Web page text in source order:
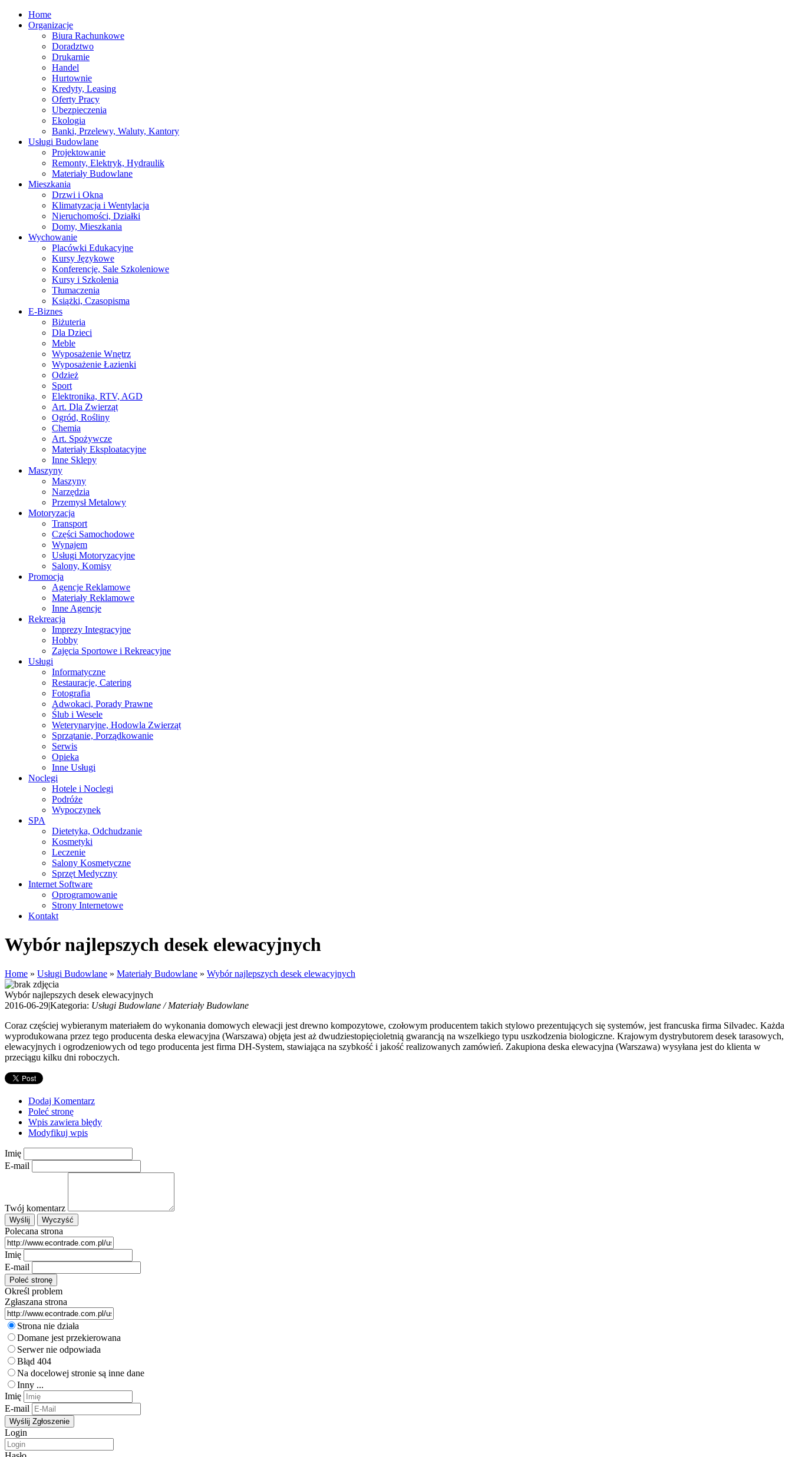
Home
Organizacje
Biura Rachunkowe
Doradztwo
Drukarnie
Handel
Hurtownie
Kredyty, Leasing
Oferty Pracy
Ubezpieczenia
Ekologia
Banki, Przelewy, Waluty, Kantory
Usługi Budowlane
Projektowanie
Remonty, Elektryk, Hydraulik
Materiały Budowlane
Mieszkania
Drzwi i Okna
Klimatyzacja i Wentylacja
Nieruchomości, Działki
Domy, Mieszkania
Wychowanie
Placówki Edukacyjne
Kursy Językowe
Konferencje, Sale Szkoleniowe
Kursy i Szkolenia
Tłumaczenia
Książki, Czasopisma
E-Biznes
Biżuteria
Dla Dzieci
Meble
Wyposażenie Wnętrz
Wyposażenie Łazienki
Odzież
Sport
Elektronika, RTV, AGD
Art. Dla Zwierząt
Ogród, Rośliny
Chemia
Art. Spożywcze
Materiały Eksploatacyjne
Inne Sklepy
Maszyny
Maszyny
Narzędzia
Przemysł Metalowy
Motoryzacja
Transport
Części Samochodowe
Wynajem
Usługi Motoryzacyjne
Salony, Komisy
Promocja
Agencje Reklamowe
Materiały Reklamowe
Inne Agencje
Rekreacja
Imprezy Integracyjne
Hobby
Zajęcia Sportowe i Rekreacyjne
Usługi
Informatyczne
Restauracje, Catering
Fotografia
Adwokaci, Porady Prawne
Ślub i Wesele
Weterynaryjne, Hodowla Zwierząt
Sprzątanie, Porządkowanie
Serwis
Opieka
Inne Usługi
Noclegi
Hotele i Noclegi
Podróże
Wypoczynek
SPA
Dietetyka, Odchudzanie
Kosmetyki
Leczenie
Salony Kosmetyczne
Sprzęt Medyczny
Internet Software
Oprogramowanie
Strony Internetowe
Kontakt
Wybór najlepszych desek elewacyjnych
Home » Usługi Budowlane » Materiały Budowlane » Wybór najlepszych desek elewacyjnych
Wybór najlepszych desek elewacyjnych
2016-06-29|Kategoria: Usługi Budowlane / Materiały Budowlane
Coraz częściej wybieranym materiałem do wykonania domowych elewacji jest drewno kompozytowe, czołowym producentem takich stylowo prezentujących się systemów, jest francuska firma Silvadec. Każda
wyprodukowana przez tego producenta deska elewacyjna (Warszawa) objęta jest aż dwudziestopięcioletnią gwarancją na wszelkiego typu uszkodzenia biologiczne. Krajowym dystrybutorem desek tarasowych,
elewacyjnych i ogrodzeniowych od tego producenta jest firma DH-System, stawiająca na szybkość i jakość realizowanych zamówień. Zakupiona deska elewacyjna (Warszawa) wysyłana jest do klienta w
przeciągu kilku dni roboczych.
Dodaj Komentarz
Poleć stronę
Wpis zawiera błędy
Modyfikuj wpis
Imię
E-mail
Twój komentarz
Polecana strona
Imię
E-mail
Określ problem
Zgłaszana strona
Strona nie działa
Domane jest przekierowana
Serwer nie odpowiada
Błąd 404
Na docelowej stronie są inne dane
Inny ...
Imię
E-mail
Login